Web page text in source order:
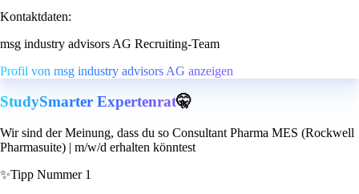
Kontaktdaten:
msg industry advisors AG Recruiting-Team
Profil von msg industry advisors AG anzeigen
StudySmarter Expertenrat🤫
Wir sind der Meinung, dass du so Consultant Pharma MES (Rockwell
Pharmasuite) | m/w/d erhalten könntest
✨Tipp Nummer 1